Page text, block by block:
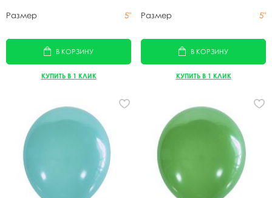
Размер 5"
В КОРЗИНУ
КУПИТЬ В 1 КЛИК
Размер 5"
В КОРЗИНУ
КУПИТЬ В 1 КЛИК